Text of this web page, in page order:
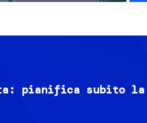
pianifica subito